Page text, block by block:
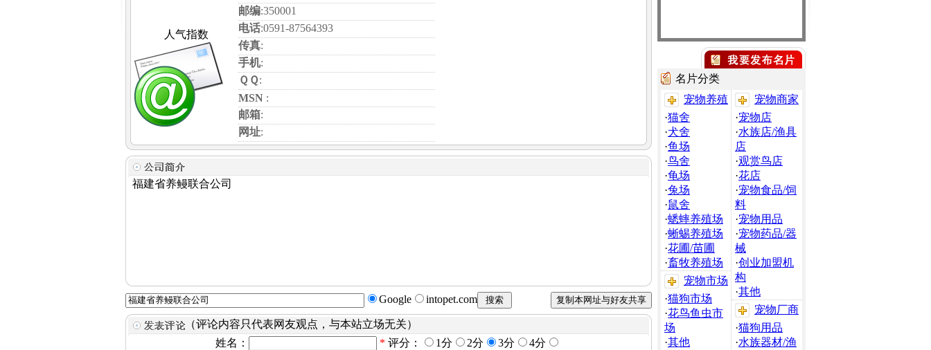
人气指数
邮编:350001
电话:0591-87564393
传真:
手机:
ＱＱ:
MSN :
邮箱:
网址:
福建省养鳗联合公司
Google intopet.com
（评论内容只代表网友观点，与本站立场无关）
姓名：
* 评分： 1分 2分 3分
4分
名片分类
宠物养殖
·猫舍
·犬舍
·鱼场
·鸟舍
·龟场
·兔场
·鼠舍
·蟋蟀养殖场
·蜥蜴养殖场
·花圃/苗圃
·畜牧养殖场
宠物市场
·猫狗市场
·花鸟鱼虫市
场
·其他
宠物商家
·宠物店
·水族店/渔具
店
·观赏鸟店
·花店
·宠物食品/饲
料
·宠物用品
·宠物药品/器
械
·创业加盟机
构
·其他
宠物厂商
·猫狗用品
·水族器材/渔